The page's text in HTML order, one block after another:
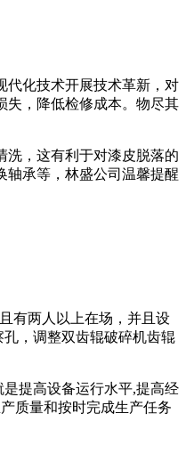
代化技术开展技术革新，对
失，降低检修成本。物尽其
洗，这有利于对漆皮脱落的
轴承等，林盛公司温馨提醒
有两人以上在场，并且设
，调整双齿辊破碎机齿辊
提高设备运行水平,提高经
质量和按时完成生产任务